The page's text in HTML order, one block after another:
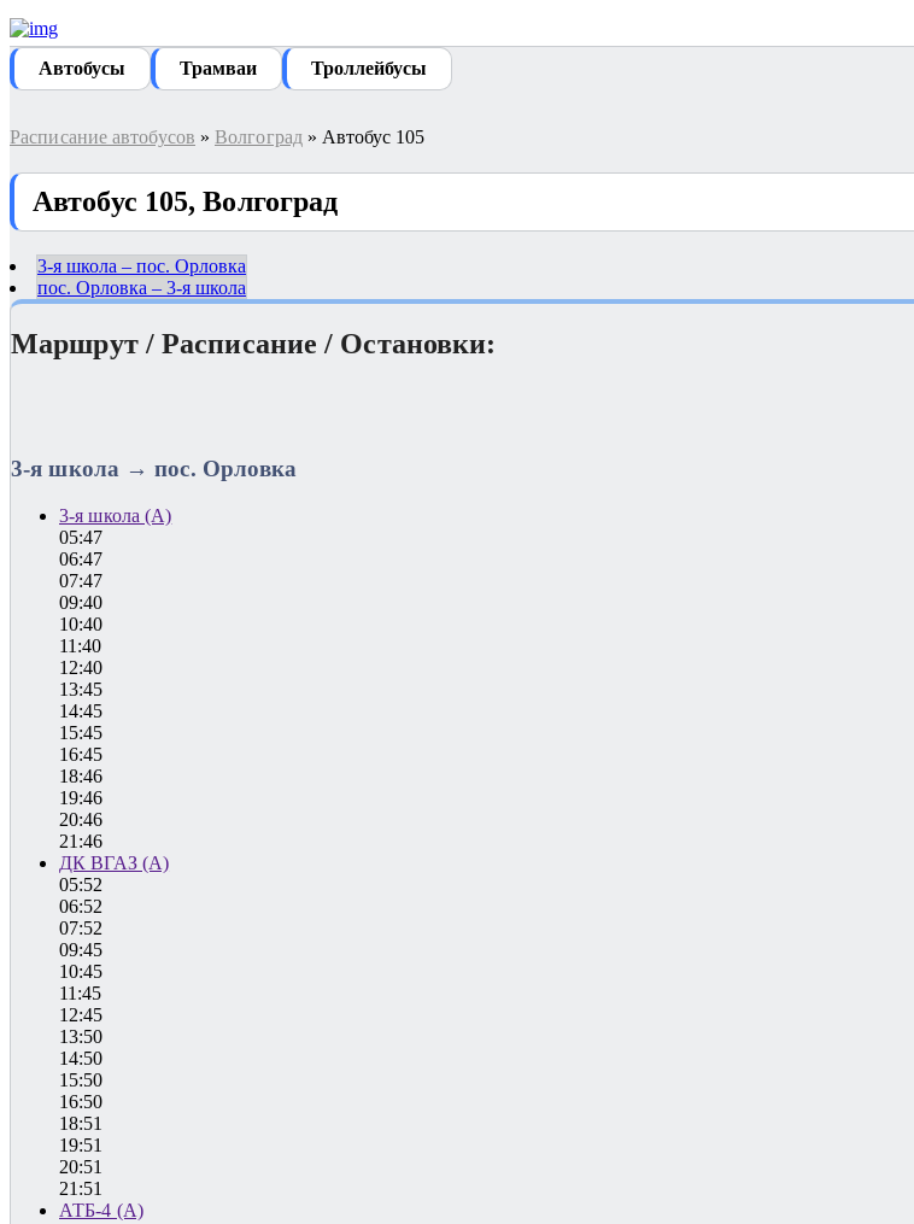
Автобуcы Трамваи Троллейбусы
Расписание автобусов » Волгоград » Автобус 105
Автобус 105, Волгоград
3-я школа – пос. Орловка
пос. Орловка – 3-я школа
Маршрут / Расписание / Остановки:
3-я школа → пос. Орловка
3-я школа (А)
05:47
06:47
07:47
09:40
10:40
11:40
12:40
13:45
14:45
15:45
16:45
18:46
19:46
20:46
21:46
ДК ВГАЗ (А)
05:52
06:52
07:52
09:45
10:45
11:45
12:45
13:50
14:50
15:50
16:50
18:51
19:51
20:51
21:51
АТБ-4 (А)